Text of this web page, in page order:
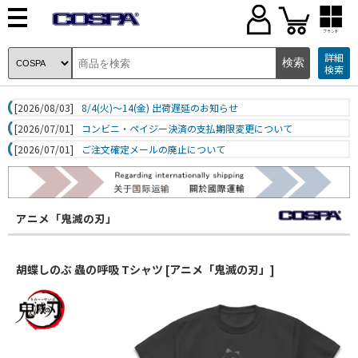
ブランド
詳細
検索
[2026/08/03]
8/4(火)～14(金) 出荷遅延のお知らせ
[2026/07/01]
コンビニ・ペイジー決済の支払期限変更について
[2026/07/01]
ご注文確定メールの廃止について
アニメ「鬼滅の刃」
胡蝶しのぶ 蟲の呼吸 Tシャツ [アニメ「鬼滅の刃」]